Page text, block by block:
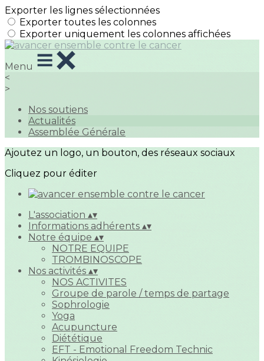
Exporter les lignes sélectionnées
Exporter toutes les colonnes
Exporter uniquement les colonnes affichées
Menu
<
>
Nos soutiens
Actualités
Assemblée Générale
Ajoutez un logo, un bouton, des réseaux sociaux
Cliquez pour éditer
L'association ▴▾
Informations adhérents ▴▾
Notre équipe ▴▾
NOTRE EQUIPE
TROMBINOSCOPE
Nos activités ▴▾
NOS ACTIVITES
Groupe de parole / temps de partage
Sophrologie
Yoga
Acupuncture
Diététique
EFT - Emotional Freedom Technic